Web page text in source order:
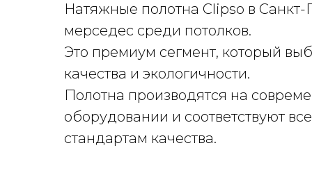
Натяжные полотна Clipso в Санкт-
мерседес среди потолков.
Это премиум сегмент, который
качества и экологичности.
Полотна производятся на
оборудовании и соответствуют
стандартам качества.